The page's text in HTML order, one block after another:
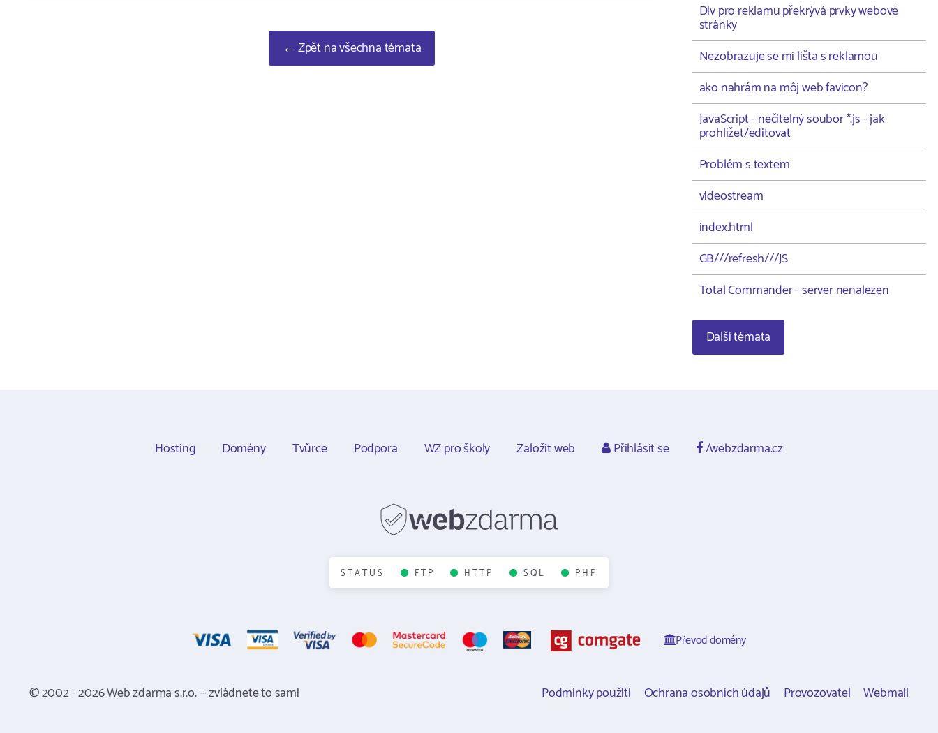
← Zpět na všechna témata
Div pro reklamu překrývá prvky webové
stránky
Nezobrazuje se mi lišta s reklamou
ako nahrám na môj web favicon?
JavaScript - nečitelný soubor *.js - jak
prohlížet/editovat
Problém s textem
videostream
index.html
GB///refresh///JS
Total Commander - server nenalezen
Další témata
Hosting Domény Tvůrce Podpora WZ pro školy Založit web Přihlásit se /webzdarma.cz
STATUS FTP HTTP SQL PHP
Převod domény
© 2002 - 2026 Web zdarma s.r.o. — zvládnete to sami Podmínky použití Ochrana osobních údajů Provozovatel Webmail